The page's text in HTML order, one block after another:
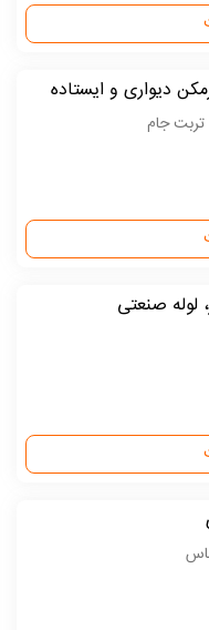
دیواری و ایستاده
جام
لوله صنعتی